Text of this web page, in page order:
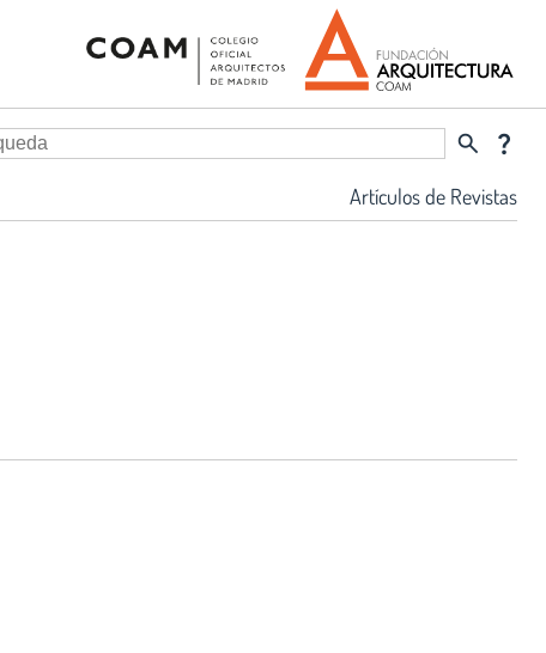
search question_mark
Artículos de Revistas